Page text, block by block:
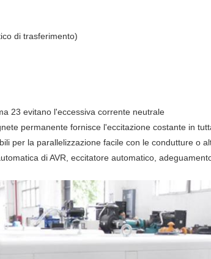
di trasferimento)
23 evitano l'eccessiva corrente neutrale
permanente fornisce l'eccitazione costante in
per la parallelizzazione facile con le condutture o
di AVR, eccitatore automatico,